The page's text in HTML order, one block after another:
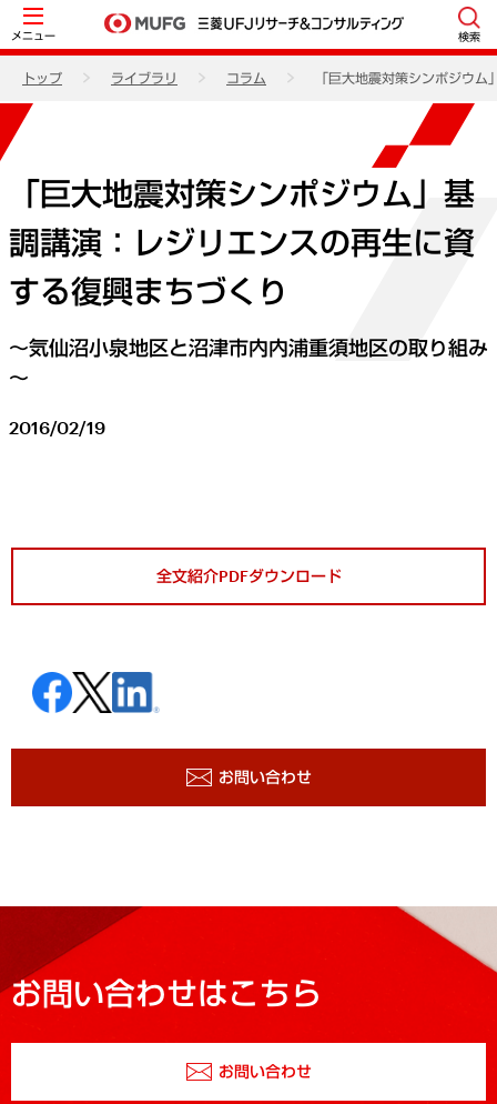
メニュー 検索
トップ ライブラリ コラム 「巨大地震対策シンポジウ
「巨大地震対策シンポジウム」基
調講演：レジリエンスの再生に資
する復興まちづくり
～気仙沼小泉地区と沼津市内内浦重須地区の取り組み
～
2016/02/19
全文紹介PDFダウンロード
お問い合わせ
お問い合わせはこちら
お問い合わせ